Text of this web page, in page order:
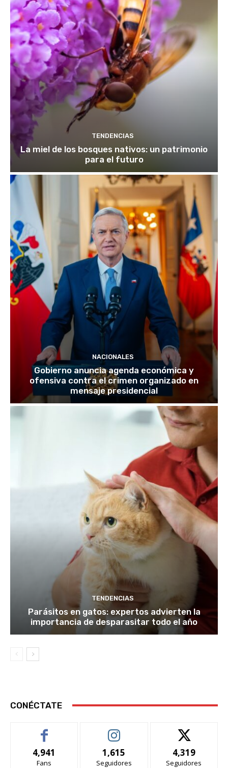
TENDENCIAS
La miel de los bosques nativos: un patrimonio
para el futuro
NACIONALES
Gobierno anuncia agenda económica y
ofensiva contra el crimen organizado en
mensaje presidencial
TENDENCIAS
Parásitos en gatos: expertos advierten la
importancia de desparasitar todo el año
CONÉCTATE
4,941
Fans
1,615
Seguidores
4,319
Seguidores